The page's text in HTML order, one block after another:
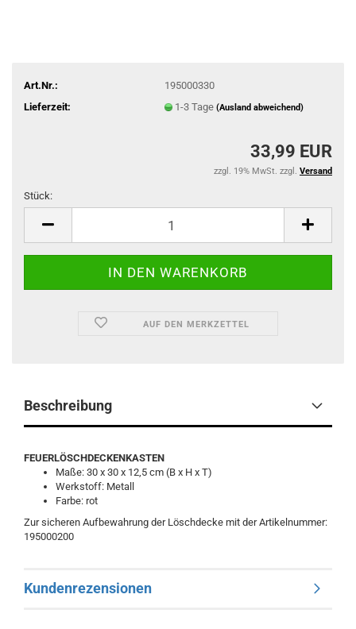
Art.Nr.:
195000330
Lieferzeit:
1-3 Tage (Ausland abweichend)
33,99 EUR
zzgl. 19% MwSt. zzgl. Versand
Stück:
AUF DEN MERKZETTEL
Beschreibung
FEUERLÖSCHDECKENKASTEN
Maße: 30 x 30 x 12,5 cm (B x H x T)
Werkstoff: Metall
Farbe: rot
Zur sicheren Aufbewahrung der Löschdecke mit der Artikelnummer:
195000200
Kundenrezensionen